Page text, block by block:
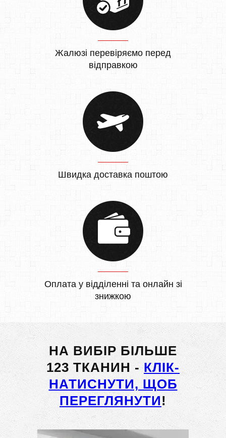
Жалюзі перевіряємо перед
відправкою
Швидка доставка поштою
Оплата у відділенні та онлайн зі
знижкою
НА ВИБІР БІЛЬШЕ
123 ТКАНИН - КЛІК-
НАТИСНУТИ, ЩОБ
ПЕРЕГЛЯНУТИ!